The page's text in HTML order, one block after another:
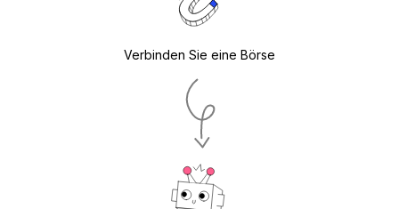
Verbinden Sie eine Börse